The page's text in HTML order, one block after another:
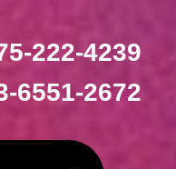
222-4239
6551-2672